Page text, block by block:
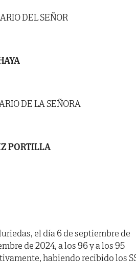
DEL SEÑOR
DE LA SEÑORA
PORTILLA
el día 6 de septiembre de
de 2024, a los 96 y a los 95
habiendo recibido los